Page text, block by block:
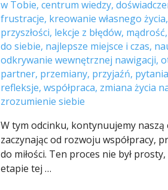
w Tobie,centrum wiedzy,
frustracje, kreowanie własnego życia,
przyszłości, lekcje z błędów, mądrość,
do siebie, najlepsze miejsce i czas,
odkrywanie wewnętrznej nawigacji,
partner, przemiany, przyjaźń,
refleksje,współpraca, zmiana życia
zrozumienie siebie
W tym odcinku, kontynuujemy naszą
zaczynając od rozwoju współpracy,
do miłości. Ten proces nie był
etapie tej …